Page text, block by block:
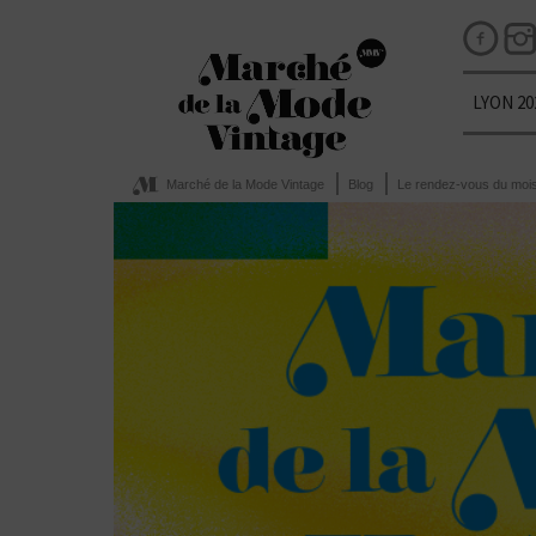
LYON
Marché de la Mode Vintage Blog Le rendez-vous du